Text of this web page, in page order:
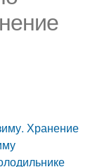
Хранение